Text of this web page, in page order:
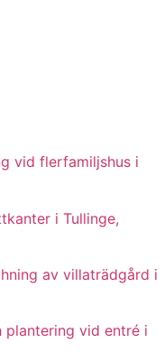
vid flerfamiljshus i
i Tullinge,
av villaträdgård i
plantering vid entré i